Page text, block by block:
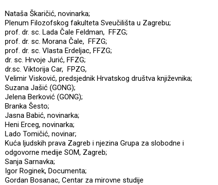
Nataša Škaričić, novinarka;
Plenum Filozofskog fakulteta Sveučilišta u Zagrebu;
prof. dr. sc. Lada Čale Feldman, FFZG;
prof. dr. sc. Morana Čale, FFZG;
prof. dr. sc. Vlasta Erdeljac, FFZG;
dr. sc. Hrvoje Jurić, FFZG;
dr.sc. Viktorija Car, FPZG,
Velimir Visković, predsjednik Hrvatskog društva književnika;
Suzana Jašić (GONG);
Jelena Berković (GONG);
Branka Šesto;
Jasna Babić, novinarka;
Heni Erceg, novinarka;
Lado Tomičić, novinar;
Kuća ljudskih prava Zagreb i njezina Grupa za slobodne i
odgovorne medije SOM, Zagreb;
Sanja Sarnavka;
Igor Roginek, Documenta;
Gordan Bosanac, Centar za mirovne studije